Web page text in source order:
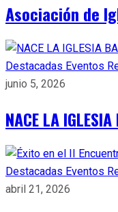
Asociación de
Destacadas Eventos
junio 5, 2026
NACE LA
Destacadas Eventos
abril 21, 2026